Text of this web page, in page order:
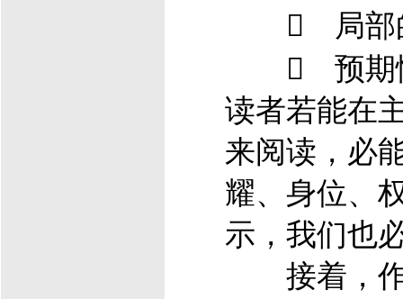
 局部的
 预期性
读者若能在
来阅读，必
耀、身位、
示，我们也
接着，作